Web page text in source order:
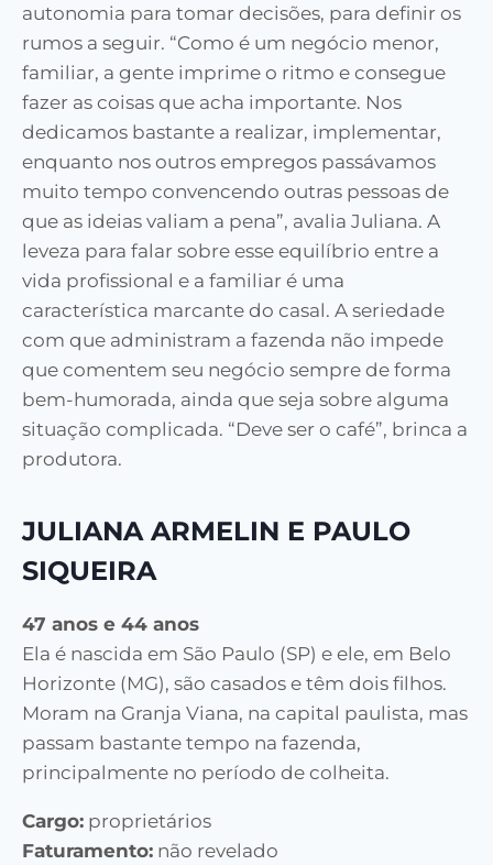
autonomia para tomar decisões, para definir os
rumos a seguir. “Como é um negócio menor,
familiar, a gente imprime o ritmo e consegue
fazer as coisas que acha importante. Nos
dedicamos bastante a realizar, implementar,
enquanto nos outros empregos passávamos
muito tempo convencendo outras pessoas de
que as ideias valiam a pena”, avalia Juliana. A
leveza para falar sobre esse equilíbrio entre a
vida profissional e a familiar é uma
característica marcante do casal. A seriedade
com que administram a fazenda não impede
que comentem seu negócio sempre de forma
bem-humorada, ainda que seja sobre alguma
situação complicada. “Deve ser o café”, brinca a
produtora.
JULIANA ARMELIN E PAULO
SIQUEIRA
47 anos e 44 anos
Ela é nascida em São Paulo (SP) e ele, em Belo
Horizonte (MG), são casados e têm dois filhos.
Moram na Granja Viana, na capital paulista, mas
passam bastante tempo na fazenda,
principalmente no período de colheita.
Cargo: proprietários
Faturamento: não revelado